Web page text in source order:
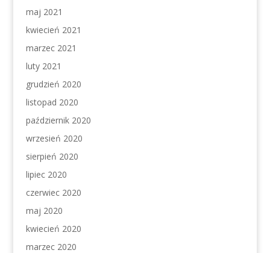
maj 2021
kwiecień 2021
marzec 2021
luty 2021
grudzień 2020
listopad 2020
październik 2020
wrzesień 2020
sierpień 2020
lipiec 2020
czerwiec 2020
maj 2020
kwiecień 2020
marzec 2020